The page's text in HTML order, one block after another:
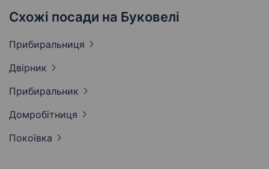
Схожі посади на Буковелі
Прибиральниця
Двірник
Прибиральник
Домробітниця
Покоївка